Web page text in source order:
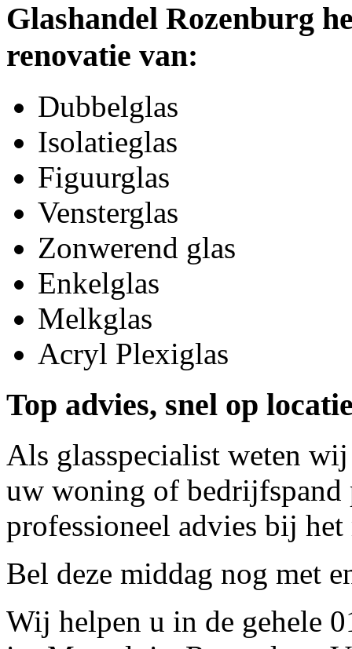
Glashandel Rozenburg
renovatie van:
Dubbelglas
Isolatieglas
Figuurglas
Vensterglas
Zonwerend glas
Enkelglas
Melkglas
Acryl Plexiglas
Top advies, snel op
Als glasspecialist weten
uw woning of bedrijfspand
professioneel advies bij
Bel deze middag nog met
Wij helpen u in de gehele